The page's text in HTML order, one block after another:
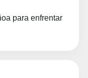
para enfrentar